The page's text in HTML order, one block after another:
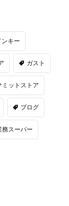
キー
ガスト
ミットストア
ブログ
務スーパー